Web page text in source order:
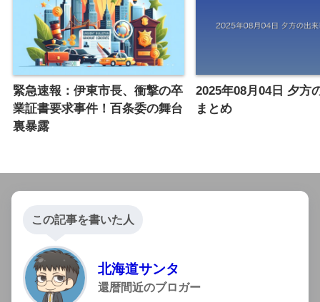
緊急速報：伊東市長、衝撃の卒
業証書要求事件！百条委の舞台
裏暴露
2025年08月04日 夕方
まとめ
この記事を書いた人
北海道サンタ
還暦間近のブロガー